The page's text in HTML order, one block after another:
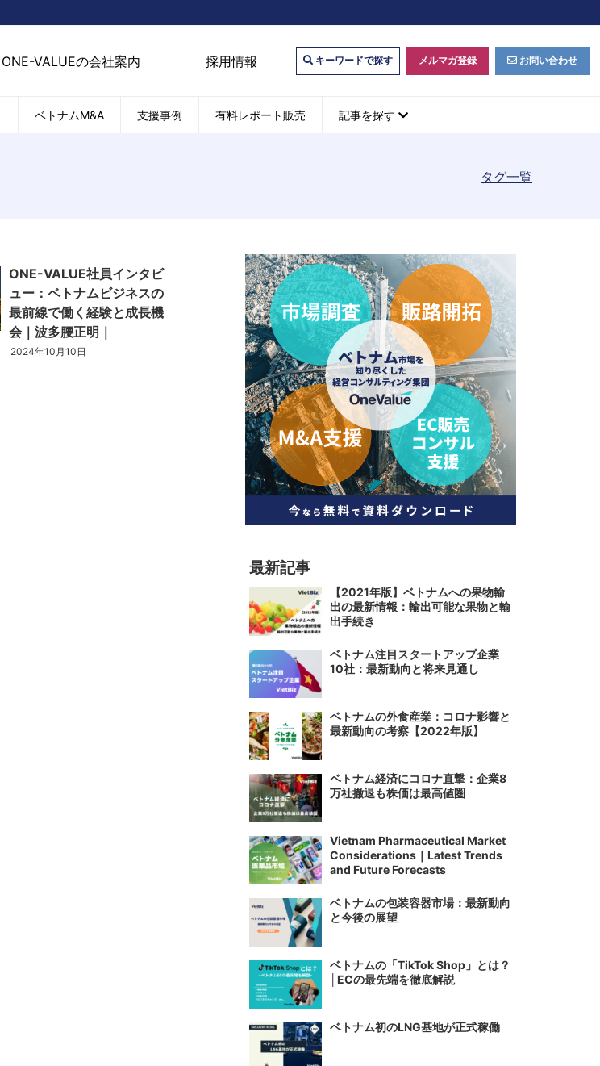
ONE-VALUEの会社案内 採用情報 キーワードで探す メルマガ登録 お問い合わせ
ベトナムM&A 支援事例 有料レポート販売 記事を探す
新型コロナの影響
web広告
ベトナム人材
特定技能
高度人材・エンジニア
ベトナム一般概況
ベトナムでの生活
文化・社会
政治
タグ一覧
ONE-VALUE社員インタビ
ュー：ベトナムビジネスの
最前線で働く経験と成長機
会｜波多腰正明｜
2024年10月10日
最新記事
【2021年版】ベトナムへの果物輸
出の最新情報：輸出可能な果物と輸
出手続き
ベトナム注目スタートアップ企業
10社：最新動向と将来見通し
ベトナムの外食産業：コロナ影響と
最新動向の考察【2022年版】
ベトナム経済にコロナ直撃：企業8
万社撤退も株価は最高値圏
Vietnam Pharmaceutical Market
Considerations｜Latest Trends
and Future Forecasts
ベトナムの包装容器市場：最新動向
と今後の展望
ベトナムの「TikTok Shop」とは？
│ECの最先端を徹底解説
ベトナム初のLNG基地が正式稼働